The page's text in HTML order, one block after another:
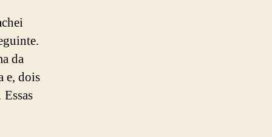
da
e, dois